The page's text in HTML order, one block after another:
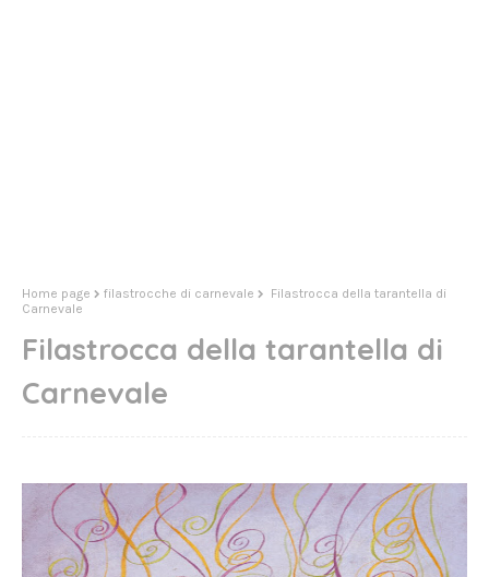
Home page filastrocche di carnevale
Filastrocca della tarantella di
Carnevale
Filastrocca della tarantella di
Carnevale